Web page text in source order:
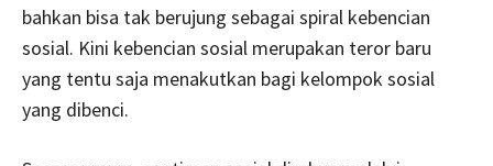
bahkan bisa tak berujung sebagai spiral kebencian
sosial. Kini kebencian sosial merupakan teror baru
yang tentu saja menakutkan bagi kelompok sosial
yang dibenci.